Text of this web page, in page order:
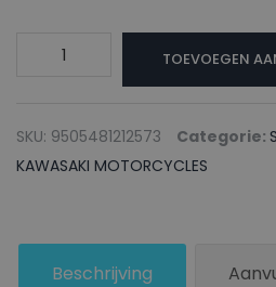
KAWASAKI
+
Blanke
KAW/417
TOEVOEGEN
SKU: 9505481212573 Categorie:
KAWASAKI MOTORCYCLES
Beschrijving